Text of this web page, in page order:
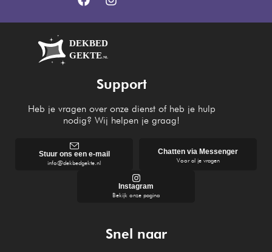
Support
Heb je vragen over onze dienst of heb je hulp
nodig? Wij helpen je graag!
Stuur ons een e-mail
info@dekbedgekte.nl
Chatten via Messenger
Voor al je vragen
Instagram
Bekijk onze pagina
Snel naar